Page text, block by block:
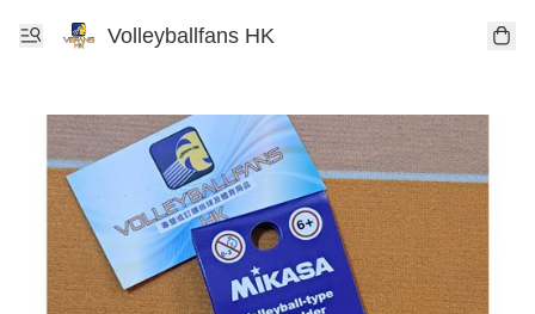
Volleyballfans HK